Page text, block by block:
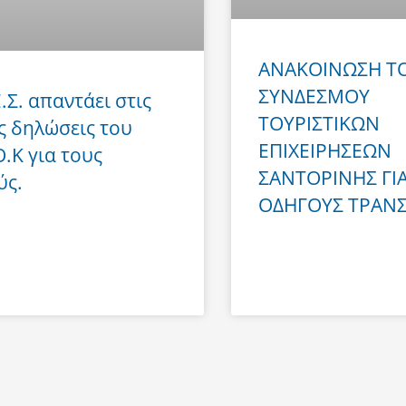
απαντάει στις
δηλώσεις του
για τους
ΑΝΑΚΟΙΝΩΣΗ
ΣΥΝΔΕΣΜΟΥ
ΤΟΥΡΙΣΤΙΚΩΝ
ΕΠΙΧΕΙΡΗΣΕΩΝ
ΣΑΝΤΟΡΙΝΗΣ
ΟΔΗΓΟΥΣ